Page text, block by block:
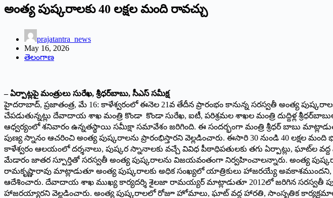
అంత్య పుష్కరాలకు 40 లక్షల మంది రావ‌చ్చు
prajatantra_news
May 16, 2026
తెలంగాణ
– ఏర్పాట్లపై మంత్రులు సురేఖ, శ్రీధర్‌బాబు, సీఎస్ సమీక్ష
హైదరాబాద్, ప్రజాతంత్ర, మే 16: కాళేశ్వరంలో ఈనెల 21వ తేదీన ప్రారంభం కానున్న సరస్వతీ అంత్య
చేపడుతున్నట్లు దేవాదాయ శాఖ మంత్రి కొండా కొండా సురేఖ, ఐటీ, పరిశ్రమల శాఖల మంత్రి దుద్దిళ్ల
ఆధ్వర్యంలో శనివారం ఉన్నతస్థాయి సమీక్షా సమావేశం జరిగింది. ఈ సందర్భంగా మంత్రి శ్రీధర్ బాబు
పుణ్య స్నానం ఆచరించి అంత్య పుష్కరాలను ప్రారంభిస్తారని వెల్లడించారు. ఈసారి 30 నుండి 40 లక్షల
కాళేశ్వరం ఆలయంలో దర్శనాలు, పుష్కర స్నానాలకు వచ్చే వివిధ పీఠాధిపతులకు తగు ఏర్పాట్లు, ఘాట్‌ల
మేడారం జాతర స్పూర్తితో సరస్వతీ అంత్య పుష్కరాలను విజయవంతంగా నిర్వహించాలన్నారు. అంత్య
రామకృష్ణారావు మాట్లాడుతూ అంత్య పుష్కరాలకు అధిక సంఖ్యలో యాత్రికులు హాజరయ్యే
ఆదేశించారు. దేవాదాయ శాఖ ముఖ్య కార్యదర్శి శైలజా రామయ్యర్ మాట్లాడుతూ 2012లో జరిగిన సరస్వతీ
హాజరయ్యారని వెల్లడించారు. అంత్య పుష్కరాలలో రోజూ హోమాలు, ఘాట్ వద్ద హారతి, సాంసృతిక